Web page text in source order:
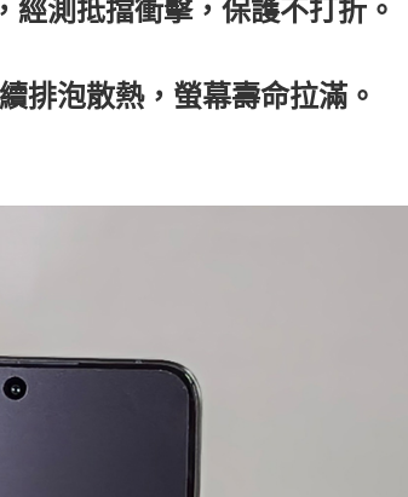
經測抵擋衝擊，保護不打折。
排泡散熱，螢幕壽命拉滿。